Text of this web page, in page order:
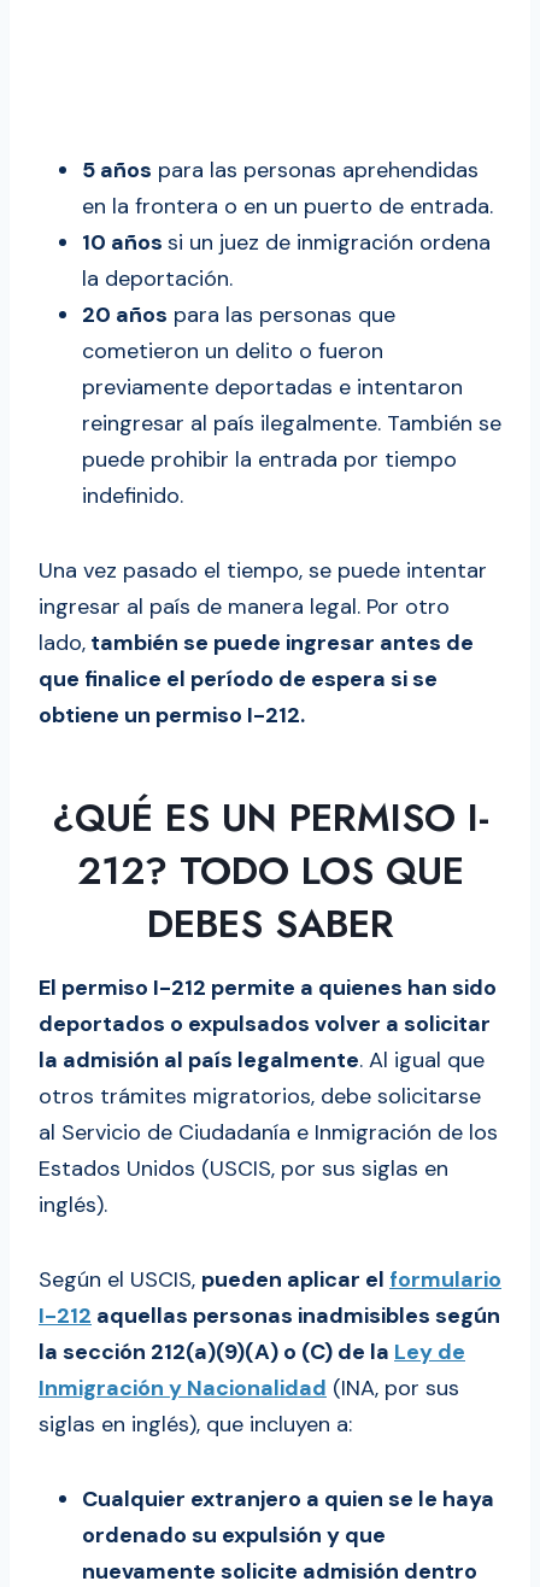
5 años para las personas aprehendidas
en la frontera o en un puerto de entrada.
10 años si un juez de inmigración ordena
la deportación.
20 años para las personas que
cometieron un delito o fueron
previamente deportadas e intentaron
reingresar al país ilegalmente. También se
puede prohibir la entrada por tiempo
indefinido.
Una vez pasado el tiempo, se puede intentar
ingresar al país de manera legal. Por otro
lado, también se puede ingresar antes de
que finalice el período de espera si se
obtiene un permiso I-212.
¿QUÉ ES UN PERMISO I-
212? TODO LOS QUE
DEBES SABER
El permiso I-212 permite a quienes han sido
deportados o expulsados volver a solicitar
la admisión al país legalmente. Al igual que
otros trámites migratorios, debe solicitarse
al Servicio de Ciudadanía e Inmigración de los
Estados Unidos (USCIS, por sus siglas en
inglés).
Según el USCIS, pueden aplicar el formulario
I-212 aquellas personas inadmisibles según
la sección 212(a)(9)(A) o (C) de la Ley de
Inmigración y Nacionalidad (INA, por sus
siglas en inglés), que incluyen a:
Cualquier extranjero a quien se le haya
ordenado su expulsión y que
nuevamente solicite admisión dentro